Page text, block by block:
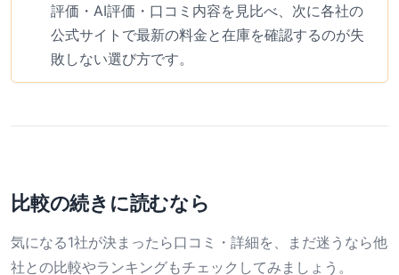
評価・AI評価・口コミ内容を見比べ、次に各社の
公式サイトで最新の料金と在庫を確認するのが失
敗しない選び方です。
比較の続きに読むなら
気になる1社が決まったら口コミ・詳細を、まだ迷うなら他
社との比較やランキングもチェックしてみましょう。